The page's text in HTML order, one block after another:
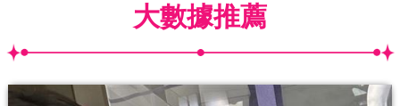
大數據推薦